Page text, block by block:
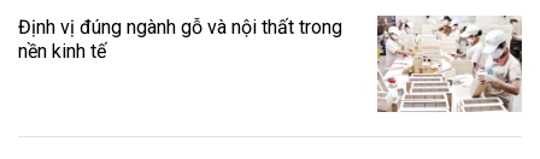
Định vị đúng ngành gỗ và nội thất trong
nền kinh tế